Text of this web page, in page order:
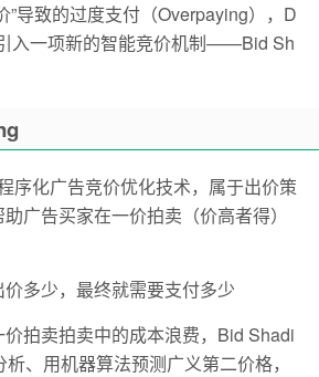
”导致的过度支付（Overpaying），D
入一项新的智能竞价机制——Bid Sh
序化广告竞价优化技术，属于出价策
广告买家在一价拍卖（价高者得）
多少，最终就需要支付多少
拍卖拍卖中的成本浪费， Bid Shadi
、用机器算法预测广义第二价格，